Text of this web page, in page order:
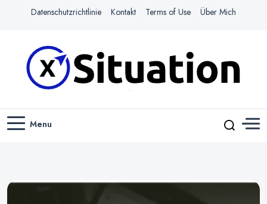
Datenschutzrichtlinie Kontakt Terms of Use Über Mich
X-SITUATION
Menu